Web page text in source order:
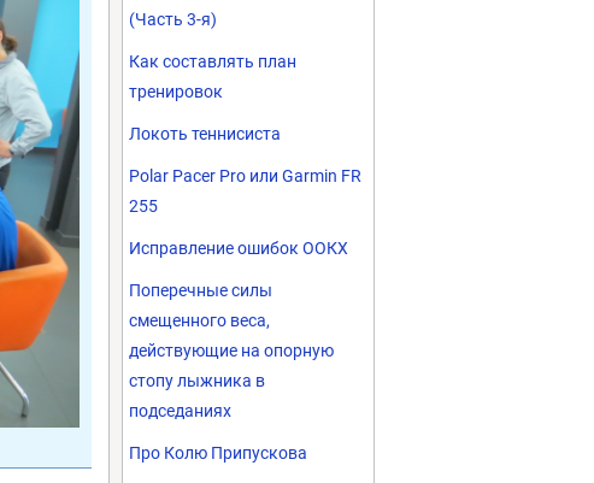
(Часть 3-я)
Как составлять план
тренировок
Локоть теннисиста
Polar Pacer Pro или Garmin FR
255
Исправление ошибок ООКХ
Поперечные силы
смещенного веса,
действующие на опорную
стопу лыжника в
подседаниях
Про Колю Припускова